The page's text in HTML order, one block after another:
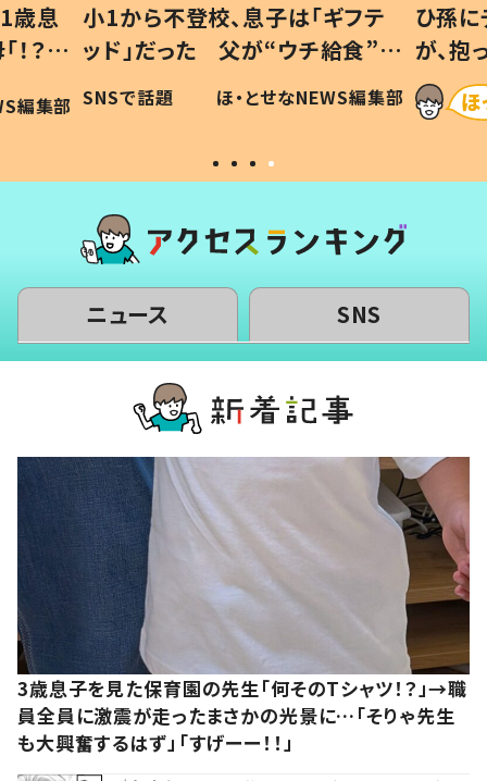
歳息
？」
編集部
小1から不登校、息子は「ギフテ
ッド」だった 父が“ウチ給食”を
作り続ける理由とは #令和の親
#令和の子
SNSで話題 ほ・とせなNEWS編集部
ひ孫
が、
「涙が
い」
ニュース SNS
3歳息子を見た保育園の先生「何そのTシャツ！？」→職
員全員に激震が走ったまさかの光景に…「そりゃ先生
も大興奮するはず」「すげーー！！」